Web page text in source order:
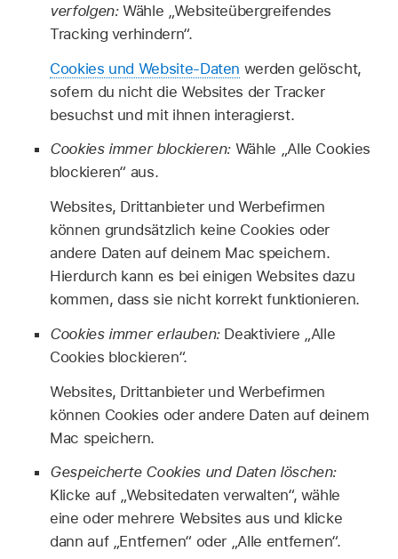
verfolgen:Wähle „Websiteübergreifendes
Tracking verhindern“.
Cookies und Website-Daten werden gelöscht,
sofern du nicht die Websites der Tracker
besuchst und mit ihnen interagierst.
Cookies immer blockieren: Wähle „Alle Cookies
blockieren“ aus.
Websites, Drittanbieter und Werbefirmen
können grundsätzlich keine Cookies oder
andere Daten auf deinem Mac speichern.
Hierdurch kann es bei einigen Websites dazu
kommen, dass sie nicht korrekt funktionieren.
Cookies immer erlauben:Deaktiviere „Alle
Cookies blockieren“.
Websites, Drittanbieter und Werbefirmen
können Cookies oder andere Daten auf deinem
Mac speichern.
Gespeicherte Cookies und Daten löschen:
Klicke auf „Websitedaten verwalten“, wähle
eine oder mehrere Websites aus und klicke
dann auf „Entfernen“ oder „Alle entfernen“.